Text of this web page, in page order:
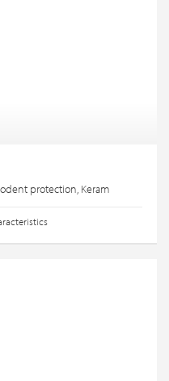
protection, Keram